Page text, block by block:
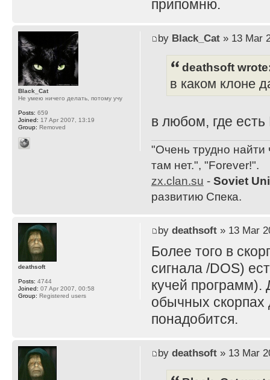
припомню.
by Black_Cat» 13 Mar
deathsoft
в каком клоне
в любом, где
"Очень трудно найти
там нет.", "Forever!".
zx.clan.su - Soviet
развитию Спека.
Black_Cat
Не умею ничего делать, потому учу
Posts: 659
Joined: 17 Apr 2007, 13:19
Group: Removed
by deathsoft» 13 Mar
Более того в
сигнала /DOS)
кучей программ).
обычных скорпах
понадобится.
deathsoft
Posts: 4744
Joined: 07 Apr 2007, 00:58
Group: Registered users
by deathsoft» 13 Mar